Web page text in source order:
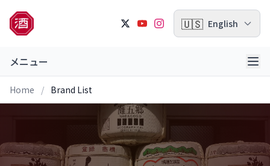
🇺🇸 English
メニュー
Home / Brand List